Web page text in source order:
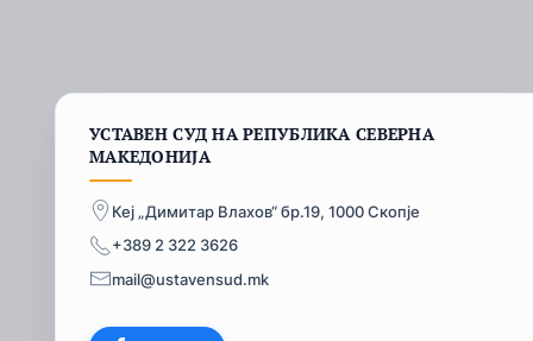
УСТАВЕН СУД НА РЕПУБЛИКА СЕВЕРНА
МАКЕДОНИЈА
Кеј „Димитар Влахов“ бр.19, 1000 Скопје
+389 2 322 3626
mail@ustavensud.mk